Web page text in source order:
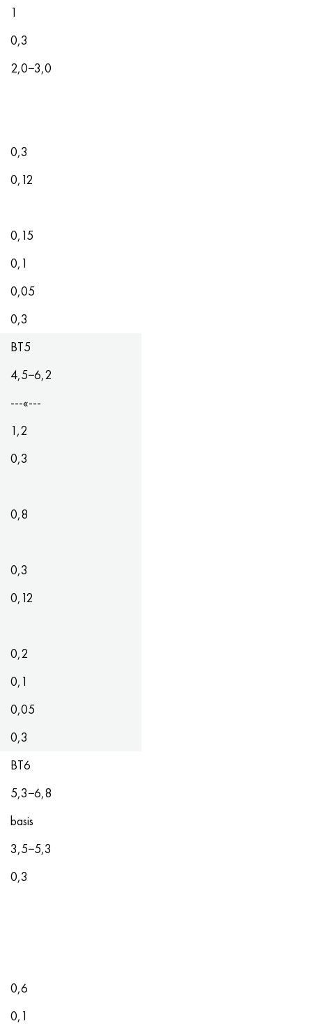
1
0,3
2,0−3,0
0,3
0,12
0,15
0,1
0,05
0,3
ВТ5
4,5−6,2
---«---
1,2
0,3
0,8
0,3
0,12
0,2
0,1
0,05
0,3
ВТ6
5,3−6,8
basis
3,5−5,3
0,3
0,6
0,1